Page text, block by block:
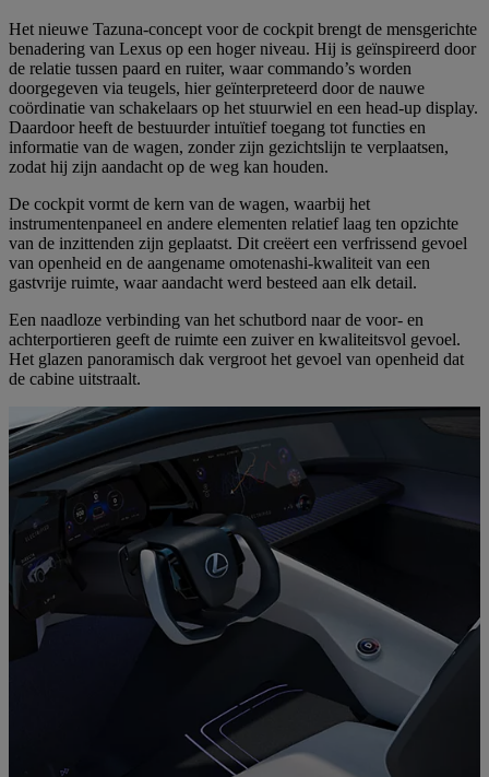
Het nieuwe Tazuna-concept voor de cockpit brengt de mensgerichte
benadering van Lexus op een hoger niveau. Hij is geïnspireerd door
de relatie tussen paard en ruiter, waar commando’s worden
doorgegeven via teugels, hier geïnterpreteerd door de nauwe
coördinatie van schakelaars op het stuurwiel en een head-up display.
Daardoor heeft de bestuurder intuïtief toegang tot functies en
informatie van de wagen, zonder zijn gezichtslijn te verplaatsen,
zodat hij zijn aandacht op de weg kan houden.
De cockpit vormt de kern van de wagen, waarbij het
instrumentenpaneel en andere elementen relatief laag ten opzichte
van de inzittenden zijn geplaatst. Dit creëert een verfrissend gevoel
van openheid en de aangename omotenashi-kwaliteit van een
gastvrije ruimte, waar aandacht werd besteed aan elk detail.
Een naadloze verbinding van het schutbord naar de voor- en
achterportieren geeft de ruimte een zuiver en kwaliteitsvol gevoel.
Het glazen panoramisch dak vergroot het gevoel van openheid dat
de cabine uitstraalt.